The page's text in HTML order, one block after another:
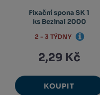
Fixační spona SK 1
ks Bezinal 2000
2,29 Kč
KOUPIT
2 - 3 TÝDNY